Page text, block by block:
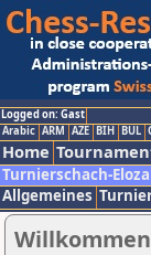
Logged on: Gast
Arabic ARM AZE BIH BUL
Home
Turnierschach-
Allgemeines